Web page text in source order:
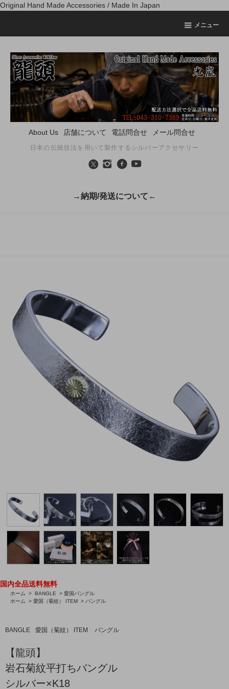
Original Hand Made Accessories / Made In Japan
メニュー
About Us 店舗について 電話問合せ メール問合せ
日本の伝統技法を用いて製作するシルバーアクセサリー
→納期/発送について←
国内全品送料無料
ホーム > BANGLE > 愛国バングル
ホーム
> 愛国（菊紋） ITEM > バングル
BANGLE 愛国（菊紋） ITEM バングル
【龍頭】
岩石菊紋平打ちバングル
シルバー×K18